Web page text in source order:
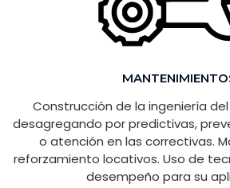
Construcción de la ingeniería
desagregando por predictivas,
o atención en las correctivas.
reforzamiento locativos. Uso de
desempeño para su